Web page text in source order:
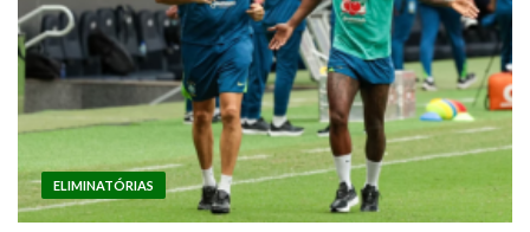
ELIMINATÓRIAS